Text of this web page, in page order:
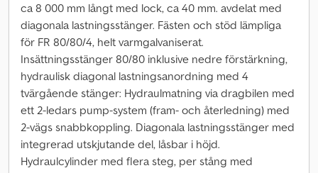
ca 8 000 mm långt med lock, ca 40 mm. avdelat med
diagonala lastningsstänger. Fästen och stöd lämpliga
för FR 80/80/4, helt varmgalvaniserat.
Insättningsstänger 80/80 inklusive nedre förstärkning,
hydraulisk diagonal lastningsanordning med 4
tvärgående stänger: Hydraulmatning via dragbilen med
ett 2-ledars pump-system (fram- och återledning) med
2-vägs snabbkoppling. Diagonala lastningsstänger med
integrerad utskjutande del, låsbar i höjd.
Hydraulcylinder med flera steg, per stång med